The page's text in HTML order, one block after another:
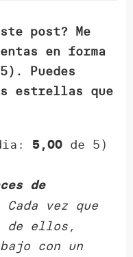
post? Me
en forma
Puedes
estrellas que
5,00 de 5)
de
vez que
de ellos,
con un